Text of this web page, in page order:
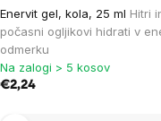
Enervit gel, kola, 25 ml Hitri
počasni ogljikovi hidrati v
odmerku
Na zalogi > 5 kosov
€2,24